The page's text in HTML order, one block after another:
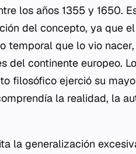
los años 1355 y 1650.
del concepto, ya que el
temporal que lo vio nacer,
del continente europeo.
filosófico ejerció su
la realidad, la
la generalización